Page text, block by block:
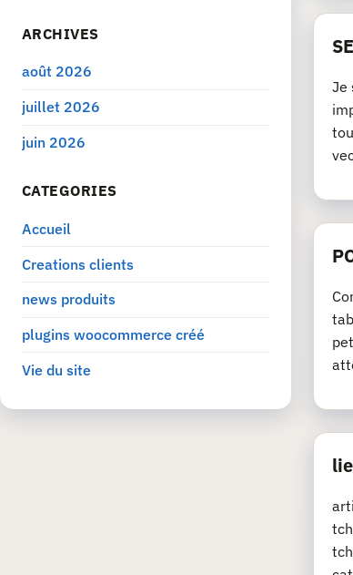
Je
ARCHIVES
août 2026
juillet 2026
juin 2026
CATEGORIES
Accueil
Creations clients
news produits
plugins woocommerce créé
Vie du site